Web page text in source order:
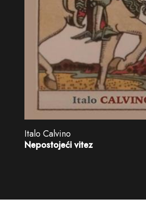
Italo Calvino
Nepostojeći vitez